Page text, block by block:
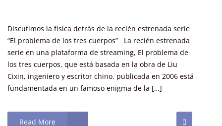
Discutimos la física detrás de la recién estrenada serie
“El problema de los tres cuerpos” La recién estrenada
serie en una plataforma de streaming, El problema de
los tres cuerpos, que está basada en la obra de Liu
Cixin, ingeniero y escritor chino, publicada en 2006 está
fundamentada en un famoso enigma de la […]
Read More